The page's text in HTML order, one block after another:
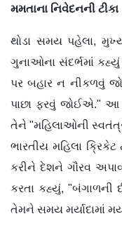
મમતાના નિવેદનની ટીકા
થોડા સમય પહેલા,
ગુનાઓના સંદર્ભમાં
પર બહાર ન નીકળવું
પાછા ફરવું જોઈએ." આ
તેને "મહિલાઓની
ભારતીય મહિલા ક્રિકેટ
કરીને દેશને ગૌરવ
કરતા કહ્યું,
તેમને સમય મર્યાદામાં